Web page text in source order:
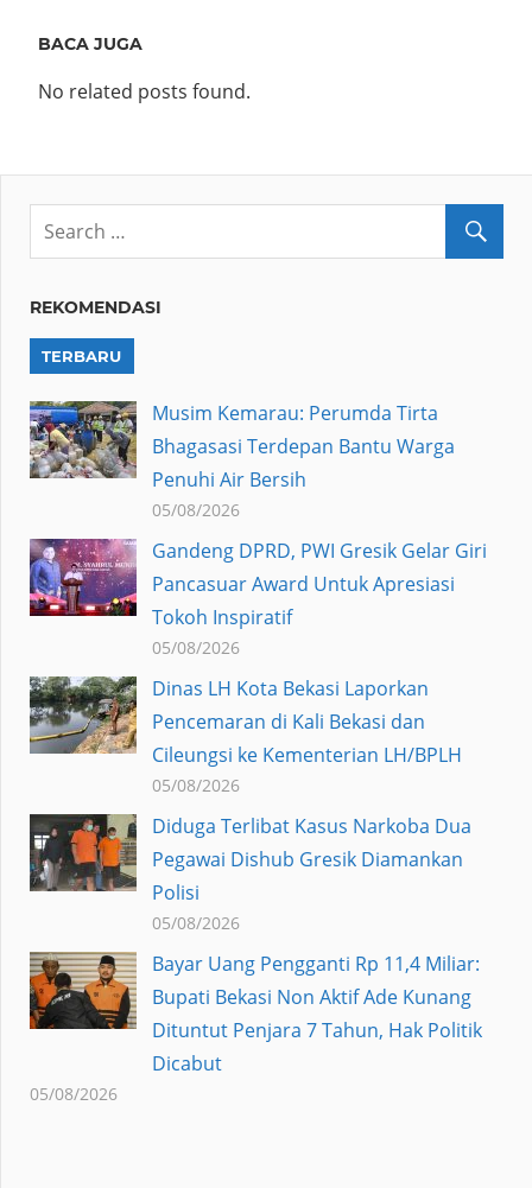
BACA JUGA
No related posts found.
REKOMENDASI
TERBARU
Musim Kemarau: Perumda Tirta
Bhagasasi Terdepan Bantu Warga
Penuhi Air Bersih
05/08/2026
Gandeng DPRD, PWI Gresik Gelar Giri
Pancasuar Award Untuk Apresiasi
Tokoh Inspiratif
05/08/2026
Dinas LH Kota Bekasi Laporkan
Pencemaran di Kali Bekasi dan
Cileungsi ke Kementerian LH/BPLH
05/08/2026
Diduga Terlibat Kasus Narkoba Dua
Pegawai Dishub Gresik Diamankan
Polisi
05/08/2026
Bayar Uang Pengganti Rp 11,4 Miliar:
Bupati Bekasi Non Aktif Ade Kunang
Dituntut Penjara 7 Tahun, Hak Politik
Dicabut
05/08/2026